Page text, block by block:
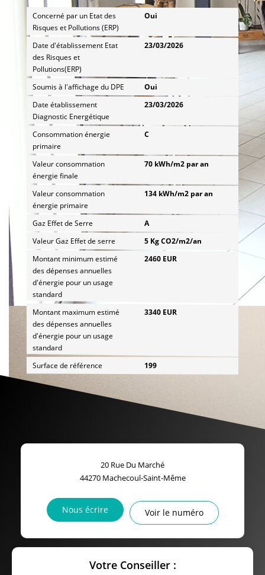
Concerné par un Etat des
Risques et Pollutions (ERP)
Oui
Date d'établissement Etat
des Risques et
Pollutions(ERP)
23/03/2026
Soumis à l'affichage du DPE
Oui
Date établissement
Diagnostic Energétique
23/03/2026
Consommation énergie
primaire
C
Valeur consommation
énergie finale
70 kWh/m2 par an
Valeur consommation
énergie primaire
134 kWh/m2 par an
Gaz Effet de Serre
A
Valeur Gaz Effet de serre
5 Kg CO2/m2/an
Montant minimum estimé
des dépenses annuelles
d'énergie pour un usage
standard
2460 EUR
Montant maximum estimé
des dépenses annuelles
d'énergie pour un usage
standard
3340 EUR
Surface de référence 199
20 Rue Du Marché
44270 Machecoul-Saint-Même
Nous écrire Voir le numéro
Votre Conseiller :